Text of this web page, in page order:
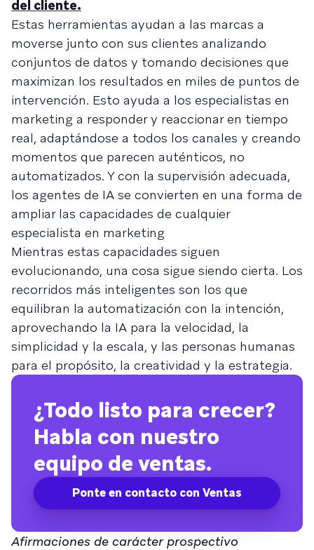
del cliente.
Estas herramientas ayudan a las marcas a
moverse junto con sus clientes analizando
conjuntos de datos y tomando decisiones que
maximizan los resultados en miles de puntos de
intervención. Esto ayuda a los especialistas en
marketing a responder y reaccionar en tiempo
real, adaptándose a todos los canales y creando
momentos que parecen auténticos, no
automatizados. Y con la supervisión adecuada,
los agentes de IA se convierten en una forma de
ampliar las capacidades de cualquier
especialista en marketing
Mientras estas capacidades siguen
evolucionando, una cosa sigue siendo cierta. Los
recorridos más inteligentes son los que
equilibran la automatización con la intención,
aprovechando la IA para la velocidad, la
simplicidad y la escala, y las personas humanas
para el propósito, la creatividad y la estrategia.
¿Todo listo para crecer?
Habla con nuestro
equipo de ventas.
Ponte en contacto con Ventas
Afirmaciones de carácter prospectivo